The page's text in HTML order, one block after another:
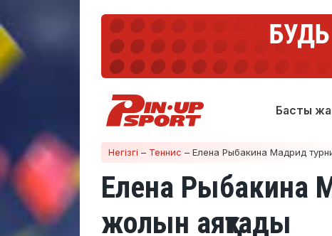
Басты
Негізгі – Теннис – Елена Рыбакина Мадрид
Елена Рыбакина
жолын аяқтады